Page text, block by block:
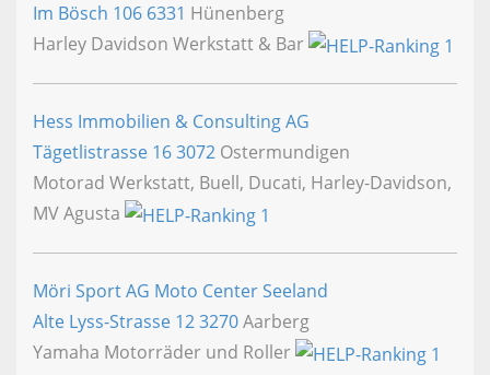
Im Bösch 106 6331 Hünenberg
Harley Davidson Werkstatt & Bar
Hess Immobilien & Consulting AG
Tägetlistrasse 163072 Ostermundigen
Motorad Werkstatt, Buell, Ducati, Harley-Davidson,
MV Agusta
Möri Sport AG Moto Center Seeland
Alte Lyss-Strasse 123270Aarberg
Yamaha Motorräder und Roller